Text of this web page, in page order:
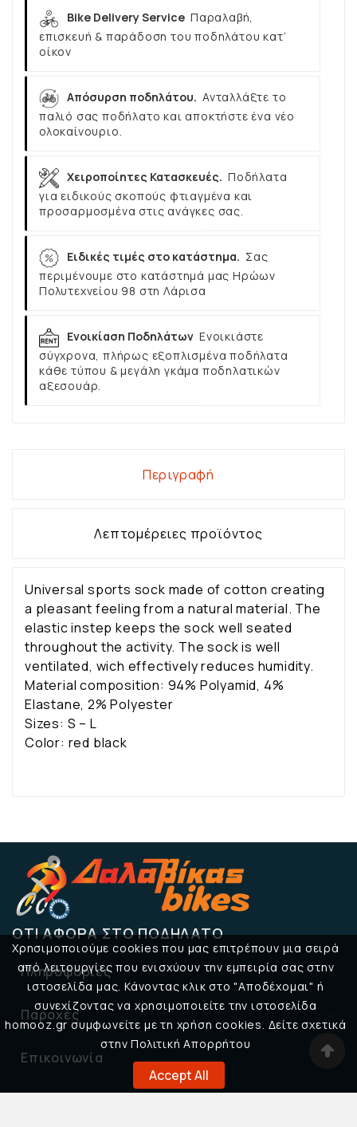
Χρησιμοποιούμε cookies που μας επιτρέπουν μια σειρά
από λειτουργίες που ενισχύουν την εμπειρία σας στην
ιστοσελίδα μας. Κάνοντας κλικ στο "Αποδέχομαι" ή
συνεχίζοντας να χρησιμοποιείτε την ιστοσελίδα
homooz.gr συμφωνείτε με τη χρήση cookies. Δείτε σχετικά
στην Πολιτική Απορρήτου
Accept All
Bike Delivery Service Παραλαβή,
επισκευή & παράδοση του ποδηλάτου κατ’
οίκον
Απόσυρση ποδηλάτου. Ανταλλάξτε το
παλιό σας ποδήλατο και αποκτήστε ένα νέο
ολοκαίνουριο.
Χειροποίητες Κατασκευές. Ποδήλατα
για ειδικούς σκοπούς φτιαγμένα και
προσαρμοσμένα στις ανάγκες σας.
Ειδικές τιμές στο κατάστημα. Σας
περιμένουμε στο κατάστημά μας Ηρώων
Πολυτεχνείου 98 στη Λάρισα
Ενοικίαση Ποδηλάτων Ενοικιάστε
σύγχρονα, πλήρως εξοπλισμένα ποδήλατα
κάθε τύπου & μεγάλη γκάμα ποδηλατικών
αξεσουάρ.
Περιγραφή
Λεπτομέρειες προϊόντος
Universal sports sock made of cotton creating
a pleasant feeling from a natural material. The
elastic instep keeps the sock well seated
throughout the activity. The sock is well
ventilated, wich effectively reduces humidity.
Material composition: 94% Polyamid, 4%
Elastane, 2% Polyester
Sizes: S – L
Color: red black
ΌΤΙ ΑΦΟΡΆ ΣΤΟ ΠΟΔΉΛΑΤΟ
Πληροφορίες 
Παροχές
Επικοινωνία 